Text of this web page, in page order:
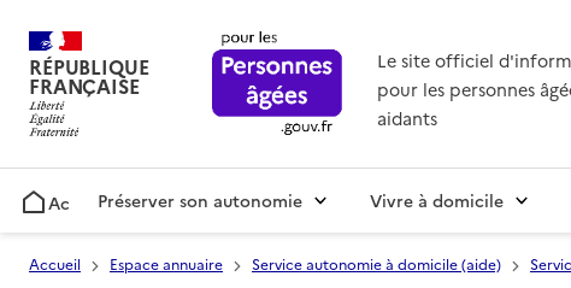
RÉPUBLIQUE
FRANÇAISE
Le site officiel
pour les personnes
aidants
AccueilPréserver son autonomie Vivre à domicile
Accueil Espace annuaire Service autonomie à domicile (aide)